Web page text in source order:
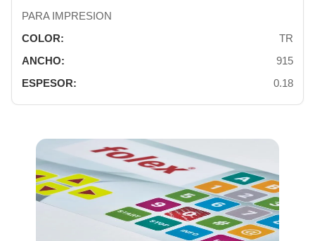
PARA IMPRESION
TR
915
0.18